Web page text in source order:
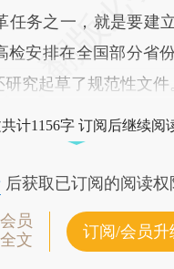
任务之一，就是要建
安排在全国部分省
究起草了规范性文件
计1156字 订阅后继续阅
后获取已订阅的阅读权
员
文
订阅/会员升